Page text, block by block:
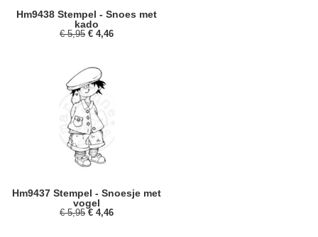
Hm9438 Stempel - Snoes met
kado
€ 5,95 € 4,46
Hm9437 Stempel - Snoesje met
vogel
€ 5,95 € 4,46